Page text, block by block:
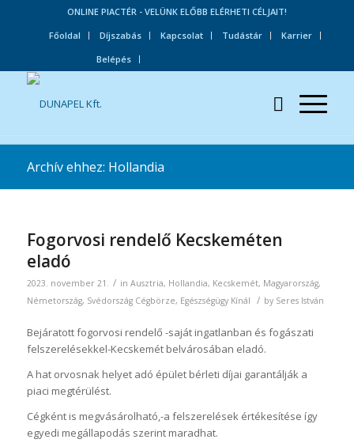
ONLINE PIACTÉR - VELÜNK ELŐBB ELÉRHETI CÉLJAIT!
Főoldal
Díjszabás Kapcsolat Tudástár
Karrier
Belépés
Archív ehhez: Hollandia
Fogorvosi rendelő Kecskeméten
eladó
2023. november 21. / in Ausztria, Hollandia, Kecskemét, Magyarország,
Németország, Svédország Cégbörze, Egészségügy Kínál / by Seres István
Bejáratott fogorvosi rendelő -saját ingatlanban és fogászati
felszerelésekkel-Kecskemét belvárosában eladó.
A hat orvosnak helyet adó épület bérleti díjai garantálják a
piaci megtérülést.
Cégként is megvásárolható,-a felszerelések értékesítése így
egyedi megállapodás szerint maradhat.